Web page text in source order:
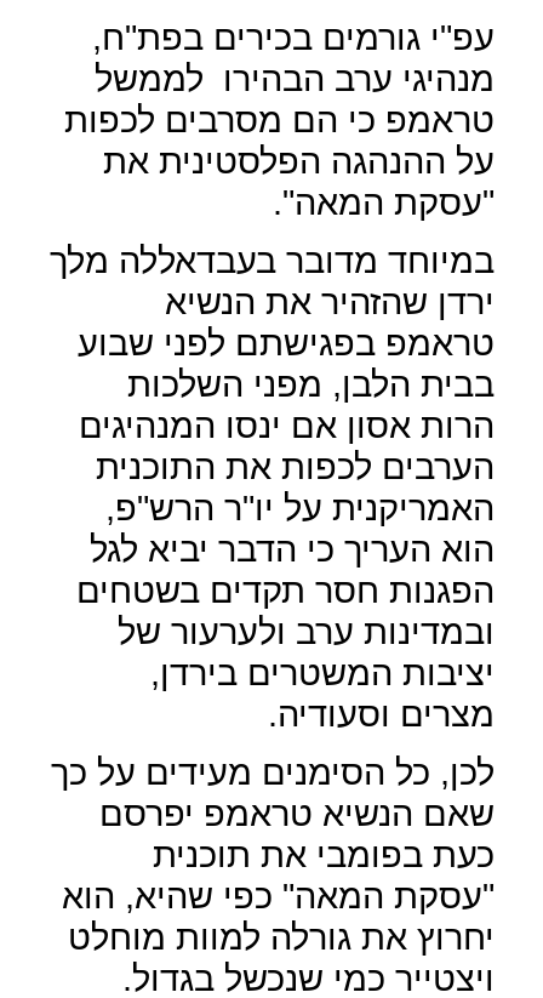
עפ"י גורמים בכירים בפת"ח,
מנהיגי ערב הבהירו לממשל
טראמפ כי הם מסרבים לכפות
על ההנהגה הפלסטינית את
"עסקת המאה".
במיוחד מדובר בעבדאללה מלך
ירדן שהזהיר את הנשיא
טראמפ בפגישתם לפני שבוע
בבית הלבן, מפני השלכות
הרות אסון אם ינסו המנהיגים
הערבים לכפות את התוכנית
האמריקנית על יו"ר הרש"פ,
הוא העריך כי הדבר יביא לגל
הפגנות חסר תקדים בשטחים
ובמדינות ערב ולערעור של
יציבות המשטרים בירדן,
מצרים וסעודיה.
לכן, כל הסימנים מעידים על כך
שאם הנשיא טראמפ יפרסם
כעת בפומבי את תוכנית
"עסקת המאה" כפי שהיא, הוא
יחרוץ את גורלה למוות מוחלט
ויצטייר כמי שנכשל בגדול.